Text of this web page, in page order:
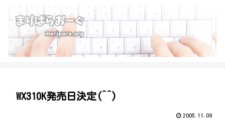
WX310K発売日決定(^^)
2005.11.09